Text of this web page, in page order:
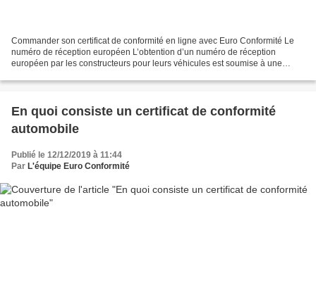
Commander son certificat de conformité en ligne avec Euro Conformité Le
numéro de réception européen L’obtention d’un numéro de réception
européen par les constructeurs pour leurs véhicules est soumise à une
En quoi consiste un certificat de conformité
automobile
Publié le 12/12/2019 à 11:44
Par L'équipe Euro Conformité